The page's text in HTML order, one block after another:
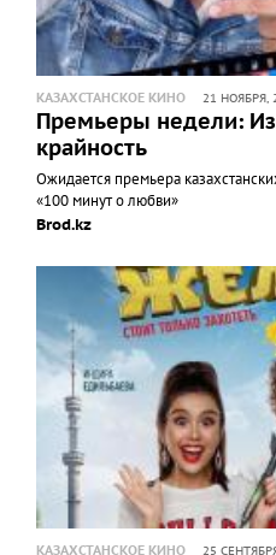
КАЗАХСТАНСКОЕ КИНО 21 НОЯБРЯ,
Премьеры недели: Из
крайность
Ожидается премьера
«100 минут о любви»
Brod.kz
КАЗАХСТАНСКОЕ КИНО 25